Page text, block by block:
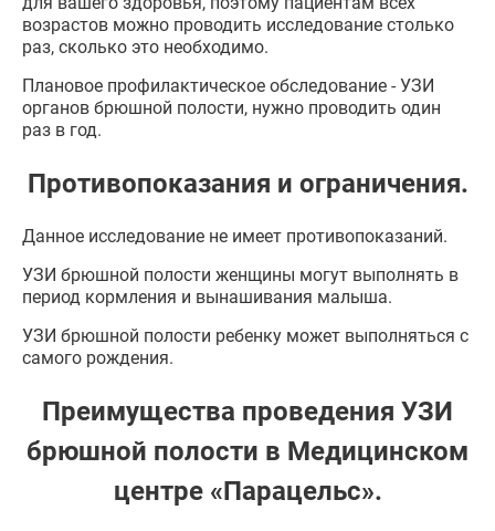
возрастов можно проводить исследование столько
раз, сколько это необходимо.
Плановое профилактическое обследование - УЗИ
органов брюшной полости, нужно проводить один
раз в год.
Противопоказания и ограничения.
Данное исследование не имеет противопоказаний.
УЗИ брюшной полости женщины могут выполнять в
период кормления и вынашивания малыша.
УЗИ брюшной полости ребенку может выполняться с
самого рождения.
Преимущества проведения УЗИ
брюшной полости в Медицинском
центре «Парацельс».